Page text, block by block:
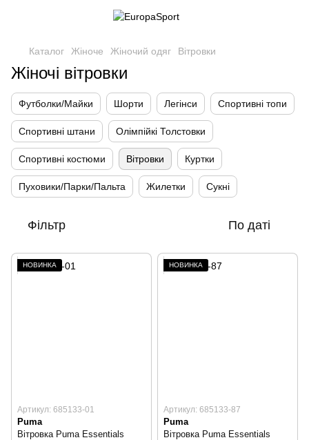
Каталог Жіноче Жіночий одяг Вітровки
Жіночі вітровки
Футболки/Майки Шорти Легінси Спортивні топи
Спортивні штани Олімпійкі Толстовки
Спортивні костюми Вітровки Куртки
Пуховики/Парки/Пальта Жилетки Сукні
Фільтр По даті
НОВИНКА
Артикул: 685133-01
Puma
Вітровка Puma Essentials
НОВИНКА
Артикул: 685133-87
Puma
Вітровка Puma Essentials